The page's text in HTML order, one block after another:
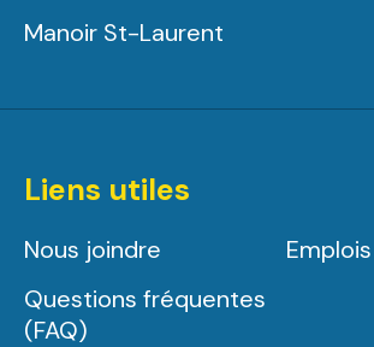
Manoir St-Laurent
Liens utiles
Nous joindre
Emplois
Questions fréquentes
(FAQ)